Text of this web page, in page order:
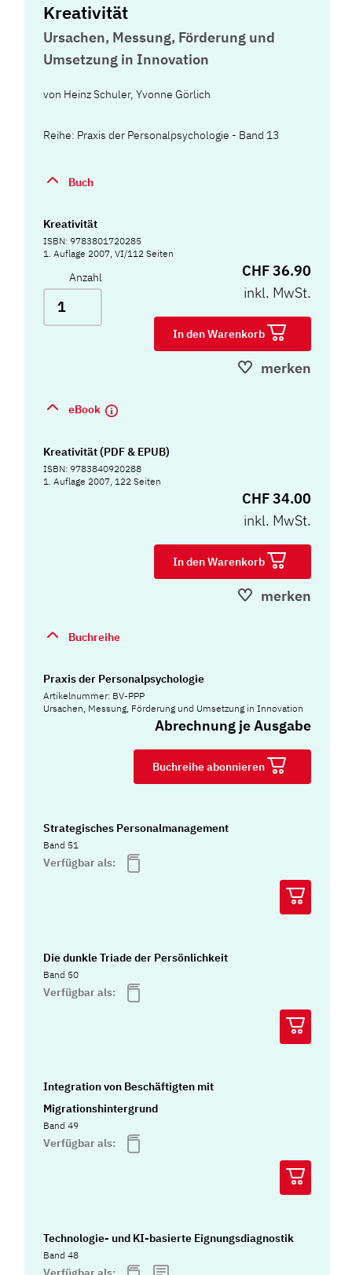
Kreativität
Ursachen, Messung, Förderung und
Umsetzung in Innovation
von Heinz Schuler,Yvonne Görlich
Reihe: Praxis der Personalpsychologie - Band 13
Buch
Kreativität
ISBN: 9783801720285
1. Auflage 2007, VI/112 Seiten
Anzahl
CHF 36.90
inkl. MwSt.
In den Warenkorb
merken
eBook
Kreativität (PDF & EPUB)
ISBN: 9783840920288
1. Auflage 2007, 122 Seiten
CHF 34.00
inkl. MwSt.
In den Warenkorb
merken
Buchreihe
Praxis der Personalpsychologie
Artikelnummer: BV-PPP
Ursachen, Messung, Förderung und Umsetzung in Innovation
Abrechnung je Ausgabe
Buchreihe abonnieren
Strategisches Personalmanagement
Band 51
Verfügbar als:
Die dunkle Triade der Persönlichkeit
Band 50
Verfügbar als:
Integration von Beschäftigten mit
Migrationshintergrund
Band 49
Verfügbar als:
Technologie- und KI-basierte Eignungsdiagnostik
Band 48